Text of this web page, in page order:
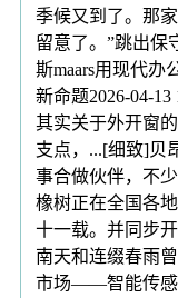
季候又到了。那
留意了。”跳出保
斯maars用现代办
新命题2026-04-13
其实关于外开窗
支点，...[细致]贝
事合做伙伴，不
橡树正在全国各
十一载。并同步
南天和连缀春雨
市场——智能传感